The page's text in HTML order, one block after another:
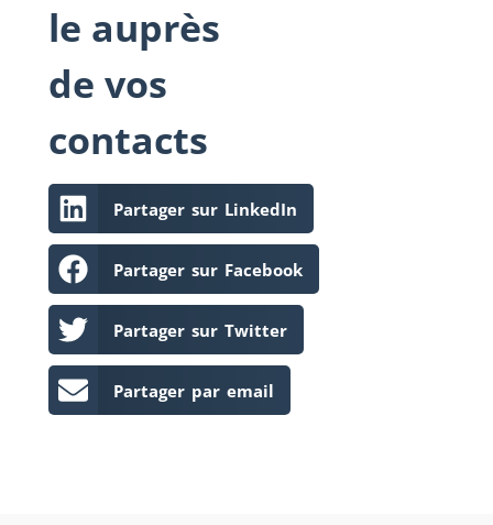
le auprès
de vos
contacts
Partager sur LinkedIn
Partager sur Facebook
Partager sur Twitter
Partager par email